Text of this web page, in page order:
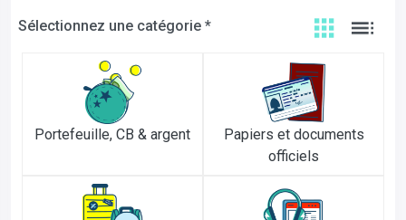
Sélectionnez une catégorie *
Portefeuille, CB & argent
Papiers et documents
officiels